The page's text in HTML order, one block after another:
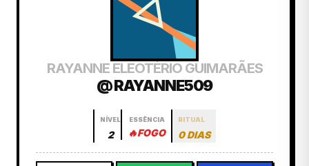
RAYANNE ELEOTÉRIO GUIMARÃES
@ RAYANNE509
NÍVEL
2
ESSÊNCIA
🔥FOGO
RITUAL
0 DIAS